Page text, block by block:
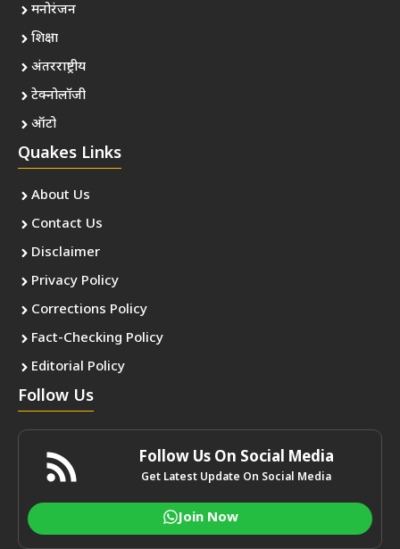
मनोरंजन
शिक्षा
अंतरराष्ट्रीय
टेक्नोलॉजी
ऑटो
Quakes Links
About Us
Contact Us
Disclaimer
Privacy Policy
Corrections Policy
Fact-Checking Policy
Editorial Policy
Follow Us
Follow Us On Social Media
Get Latest Update On Social Media
Join Now